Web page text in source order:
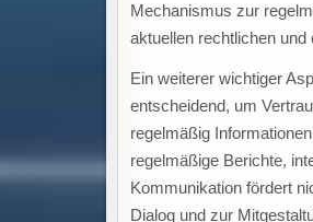
Mechanismus zur
aktuellen rechtlichen
Ein weiterer wichtiger
entscheidend, um
regelmäßig
regelmäßige Berichte,
Kommunikation fördert
Dialog und zur